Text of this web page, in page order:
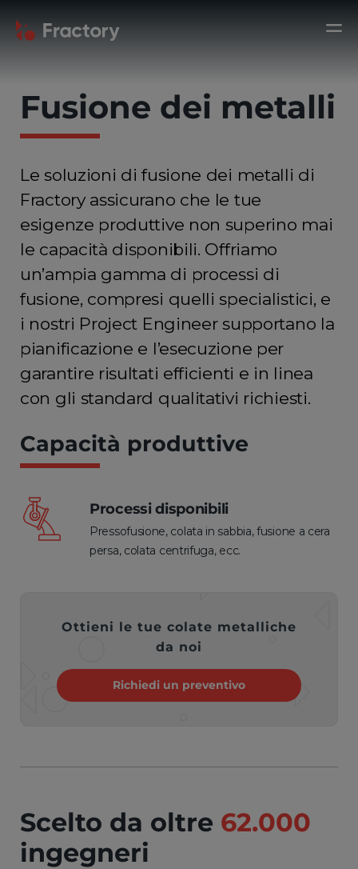
Fusione dei metalli
Le soluzioni di fusione dei metalli di
Fractory assicurano che le tue
esigenze produttive non superino mai
le capacità disponibili. Offriamo
un’ampia gamma di processi di
fusione, compresi quelli specialistici, e
i nostri Project Engineer supportano la
pianificazione e l’esecuzione per
garantire risultati efficienti e in linea
con gli standard qualitativi richiesti.
Capacità produttive
Processi disponibili
Pressofusione, colata in sabbia, fusione a cera
persa, colata centrifuga, ecc.
Ottieni le tue colate metalliche
da noi
Richiedi un preventivo
Scelto da oltre 62.000
ingegneri